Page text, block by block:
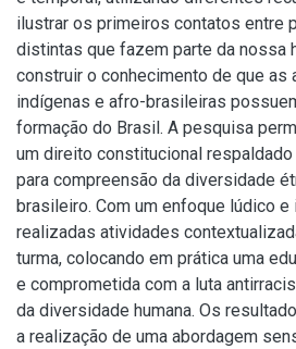
ilustrar os primeiros contatos entre
distintas que fazem parte da nossa
construir o conhecimento de que as
indígenas e afro-brasileiras
formação do Brasil. A pesquisa
um direito constitucional
para compreensão da diversidade
brasileiro. Com um enfoque lúdico
realizadas atividades
turma, colocando em prática uma
e comprometida com a luta
da diversidade humana. Os
a realização de uma abordagem